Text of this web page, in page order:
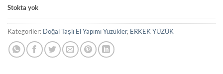
Stokta yok
Kategoriler: Doğal Taşlı El Yapımı Yüzükler, ERKEK YÜZÜK